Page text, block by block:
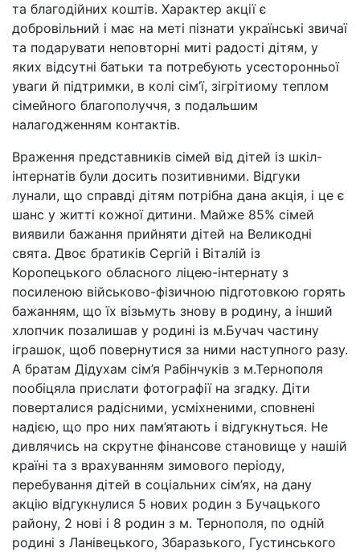
та благодійних коштів. Характер акції є
добровільний і має на меті пізнати українські звичаї
та подарувати неповторні миті радості дітям, у
яких відсутні батьки та потребують усесторонньої
уваги й підтримки, в колі сім’ї, зігрітиому теплом
сімейного благополуччя, з подальшим
налагодженням контактів.
Враження представників сімей від дітей із шкіл-
інтернатів були досить позитивними. Відгуки
лунали, що справді дітям потрібна дана акція, і це є
шанс у житті кожної дитини. Майже 85% сімей
виявили бажання прийняти дітей на Великодні
свята. Двоє братиків Сергій і Віталій із
Коропецького обласного ліцею-інтернату з
посиленою військово-фізичною підготовкою горять
бажанням, що їх візьмуть знову в родину, а інший
хлопчик позалишав у родині із м.Бучач частину
іграшок, щоб повернутися за ними наступного разу.
А братам Дідухам сім’я Рабінчуків з м.Тернополя
пообіцяла прислати фотографії на згадку. Діти
поверталися радісними, усміхненими, сповнені
надією, що про них пам’ятають і відгукнуться. Не
дивлячись на скрутне фінансове становище у нашій
країні та з врахуванням зимового періоду,
перебування дітей в соціальних сім’ях, на дану
акцію відгукнулися 5 нових родин з Бучацького
району, 2 нові і 8 родин з м. Тернополя, по одній
родині з Ланівецького, Збаразького, Густинського